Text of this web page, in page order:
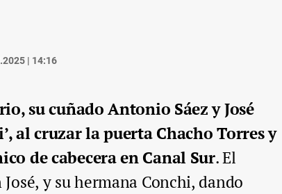
| 14:16
su cuñado Antonio Sáez y José
al cruzar la puerta Chacho Torres y
de cabecera en Canal Sur. El
y su hermana Conchi, dando